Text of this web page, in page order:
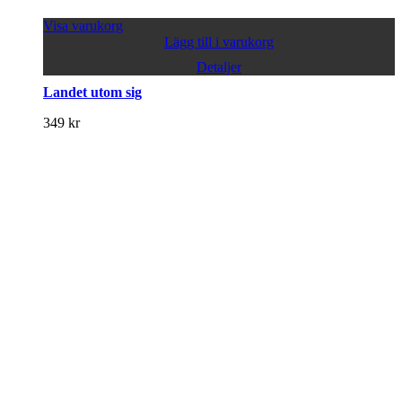
Visa varukorg
Lägg till i varukorg
Detaljer
Landet utom sig
349 kr